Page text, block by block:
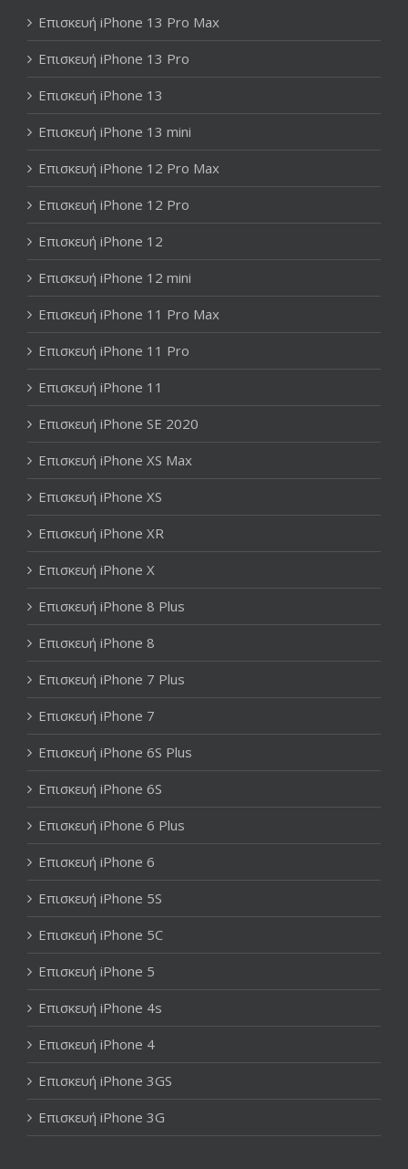
Επισκευή iPhone 13 Pro Max
Επισκευή iPhone 13 Pro
Επισκευή iPhone 13
Επισκευή iPhone 13 mini
Επισκευή iPhone 12 Pro Max
Επισκευή iPhone 12 Pro
Επισκευή iPhone 12
Επισκευή iPhone 12 mini
Επισκευή iPhone 11 Pro Max
Επισκευή iPhone 11 Pro
Επισκευή iPhone 11
Επισκευή iPhone SE 2020
Επισκευή iPhone XS Max
Επισκευή iPhone XS
Επισκευή iPhone XR
Επισκευή iPhone X
Επισκευή iPhone 8 Plus
Επισκευή iPhone 8
Επισκευή iPhone 7 Plus
Επισκευή iPhone 7
Επισκευή iPhone 6S Plus
Επισκευή iPhone 6S
Επισκευή iPhone 6 Plus
Επισκευή iPhone 6
Επισκευή iPhone 5S
Επισκευή iPhone 5C
Επισκευή iPhone 5
Επισκευή iPhone 4s
Επισκευή iPhone 4
Επισκευή iPhone 3GS
Επισκευή iPhone 3G